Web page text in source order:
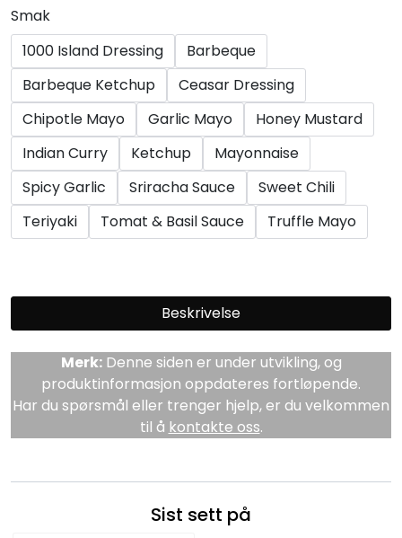
Smak
1000 Island Dressing
Barbeque
Barbeque Ketchup
Ceasar Dressing
Chipotle Mayo
Garlic Mayo
Honey Mustard
Indian Curry
Ketchup
Mayonnaise
Spicy Garlic
Sriracha Sauce
Sweet Chili
Teriyaki
Tomat & Basil Sauce Truffle Mayo
Beskrivelse
Merk:Denne siden er under utvikling, og
produktinformasjon oppdateres fortløpende.
Har du spørsmål eller trenger hjelp, er du velkommen
til å kontakte oss.
Sist sett på